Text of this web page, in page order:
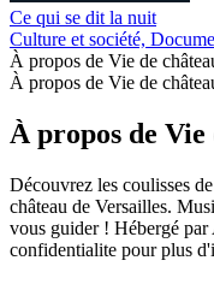
Ce qui se dit la nuit
Culture et société,
À propos de Vie de
À propos de Vie de
À propos de Vie
Découvrez les coulisses
château de Versailles.
vous guider ! Hébergé
confidentialite pour plus